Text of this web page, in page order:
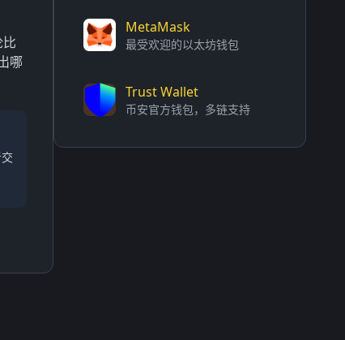
哪
MetaMask
最受欢迎的以太坊钱包
Trust Wallet
币安官方钱包，多链支持